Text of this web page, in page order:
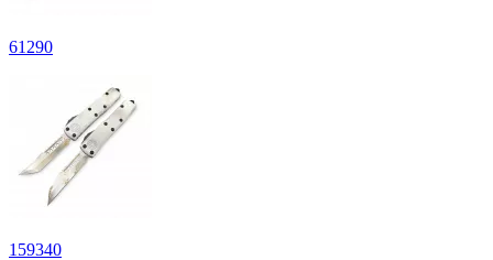
61290
159340